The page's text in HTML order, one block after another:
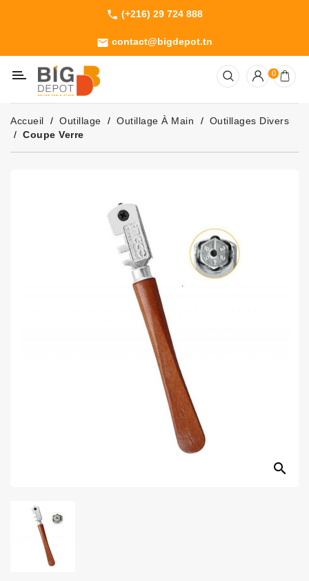
phone (+216) 29 724 888
email contact@bigdepot.tn
Machines
Outillage
Jardinage
Consommables
0
Accueil Outillage Outillage À Main
Outillages Divers
Coupe Verre
search